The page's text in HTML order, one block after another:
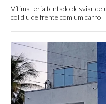
Vítima teria tentado desviar de
colidiu de frente com um carro